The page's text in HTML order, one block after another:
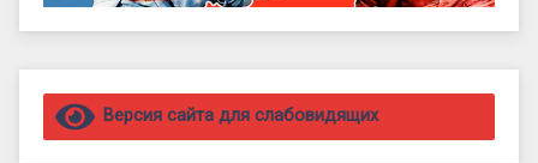
Правый сайдбар
Версия сайта для слабовидящих